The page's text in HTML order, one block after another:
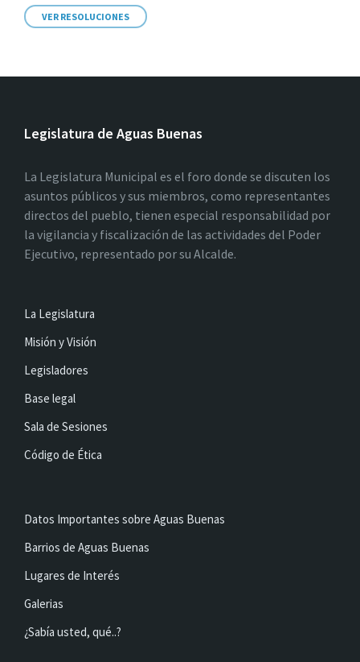
VER RESOLUCIONES
Legislatura de Aguas Buenas
La Legislatura Municipal es el foro donde se discuten los
asuntos públicos y sus miembros, como representantes
directos del pueblo, tienen especial responsabilidad por
la vigilancia y fiscalización de las actividades del Poder
Ejecutivo, representado por su Alcalde.
La Legislatura
Misión y Visión
Legisladores
Base legal
Sala de Sesiones
Código de Ética
Datos Importantes sobre Aguas Buenas
Barrios de Aguas Buenas
Lugares de Interés
Galerias
¿Sabía usted, qué..?